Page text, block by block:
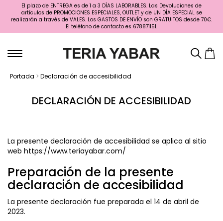
El plazo de ENTREGA es de 1 a 3 DÍAS LABORABLES. Las Devoluciones de
artículos de PROMOCIONES ESPECIALES, OUTLET y de UN DÍA ESPECIAL se
realizarán a través de VALES. Los GASTOS DE ENVÍO son GRATUITOS desde 70€.
El teléfono de contacto es 678871151.
Portada > Declaración de accesibilidad
DECLARACIÓN DE ACCESIBILIDAD
La presente declaración de accesibilidad se aplica al sitio
web https://www.teriayabar.com/
Preparación de la presente
declaración de accesibilidad
La presente declaración fue preparada el 14 de abril de
2023.